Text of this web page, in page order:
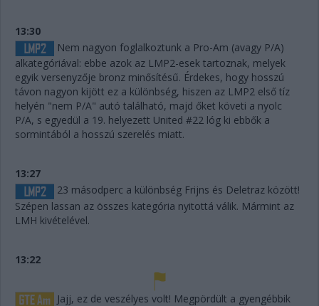
13:30
Nem nagyon foglalkoztunk a Pro-Am (avagy P/A)
alkategóriával: ebbe azok az LMP2-esek tartoznak, melyek
egyik versenyzője bronz minősítésű. Érdekes, hogy hosszú
távon nagyon kijött ez a különbség, hiszen az LMP2 első tíz
helyén "nem P/A" autó található, majd őket követi a nyolc
P/A, s egyedül a 19. helyezett United #22 lóg ki ebbők a
sormintából a hosszú szerelés miatt.
13:27
23 másodperc a különbség Frijns és Deletraz között!
Szépen lassan az összes kategória nyitottá válik. Mármint az
LMH kivételével.
13:22
Jajj, ez de veszélyes volt! Megpördült a gyengébbik